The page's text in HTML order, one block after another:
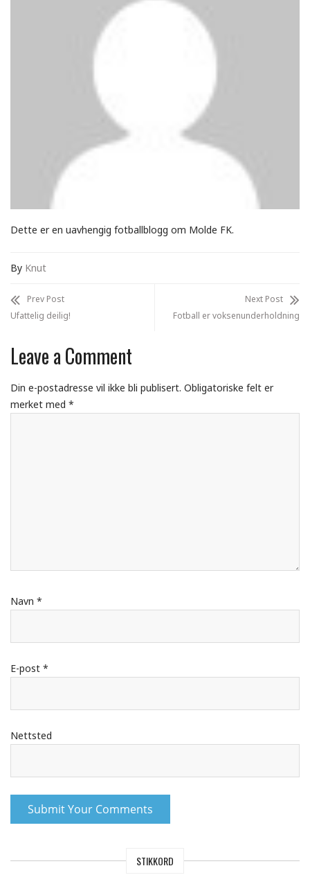
Dette er en uavhengig fotballblogg om Molde FK.
By Knut
Prev Post
Ufattelig deilig!
Next Post
Fotball er voksenunderholdning
Leave a Comment
Din e-postadresse vil ikke bli publisert. Obligatoriske felt er
merket med *
Navn *
E-post *
Nettsted
STIKKORD